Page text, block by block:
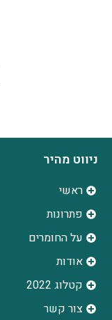
ניווט מהיר
ראשי
פתרונות
על החומרים
אודות
קטלוג 2022
צור קשר